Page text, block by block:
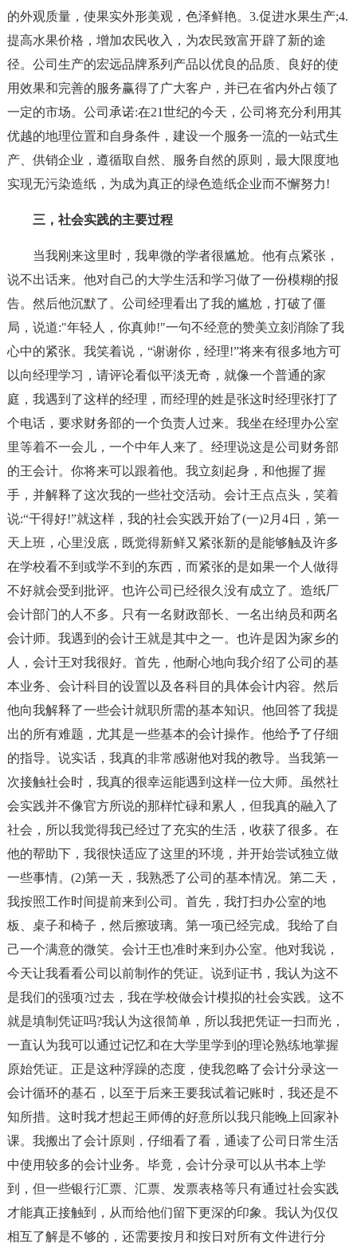
的外观质量，使果实外形美观，色泽鲜艳。3.促进水果生产;4.
提高水果价格，增加农民收入，为农民致富开辟了新的途
径。公司生产的宏远品牌系列产品以优良的品质、良好的使
用效果和完善的服务赢得了广大客户，并已在省内外占领了
一定的市场。公司承诺:在21世纪的今天，公司将充分利用其
优越的地理位置和自身条件，建设一个服务一流的一站式生
产、供销企业，遵循取自然、服务自然的原则，最大限度地
实现无污染造纸，为成为真正的绿色造纸企业而不懈努力!
三，社会实践的主要过程
当我刚来这里时，我卑微的学者很尴尬。他有点紧张，
说不出话来。他对自己的大学生活和学习做了一份模糊的报
告。然后他沉默了。公司经理看出了我的尴尬，打破了僵
局，说道:"年轻人，你真帅!"一句不经意的赞美立刻消除了我
心中的紧张。我笑着说，“谢谢你，经理!”将来有很多地方可
以向经理学习，请评论看似平淡无奇，就像一个普通的家
庭，我遇到了这样的经理，而经理的姓是张这时经理张打了
个电话，要求财务部的一个负责人过来。我坐在经理办公室
里等着不一会儿，一个中年人来了。经理说这是公司财务部
的王会计。你将来可以跟着他。我立刻起身，和他握了握
手，并解释了这次我的一些社交活动。会计王点点头，笑着
说:“干得好!”就这样，我的社会实践开始了(一)2月4日，第一
天上班，心里没底，既觉得新鲜又紧张新的是能够触及许多
在学校看不到或学不到的东西，而紧张的是如果一个人做得
不好就会受到批评。也许公司已经很久没有成立了。造纸厂
会计部门的人不多。只有一名财政部长、一名出纳员和两名
会计师。我遇到的会计王就是其中之一。也许是因为家乡的
人，会计王对我很好。首先，他耐心地向我介绍了公司的基
本业务、会计科目的设置以及各科目的具体会计内容。然后
他向我解释了一些会计就职所需的基本知识。他回答了我提
出的所有难题，尤其是一些基本的会计操作。他给予了仔细
的指导。说实话，我真的非常感谢他对我的教导。当我第一
次接触社会时，我真的很幸运能遇到这样一位大师。虽然社
会实践并不像官方所说的那样忙碌和累人，但我真的融入了
社会，所以我觉得我已经过了充实的生活，收获了很多。在
他的帮助下，我很快适应了这里的环境，并开始尝试独立做
一些事情。(2)第一天，我熟悉了公司的基本情况。第二天，
我按照工作时间提前来到公司。首先，我打扫办公室的地
板、桌子和椅子，然后擦玻璃。第一项已经完成。我给了自
己一个满意的微笑。会计王也准时来到办公室。他对我说，
今天让我看看公司以前制作的凭证。说到证书，我认为这不
是我们的强项?过去，我在学校做会计模拟的社会实践。这不
就是填制凭证吗?我认为这很简单，所以我把凭证一扫而光，
一直认为我可以通过记忆和在大学里学到的理论熟练地掌握
原始凭证。正是这种浮躁的态度，使我忽略了会计分录这一
会计循环的基石，以至于后来王要我试着记账时，我还是不
知所措。这时我才想起王师傅的好意所以我只能晚上回家补
课。我搬出了会计原则，仔细看了看，通读了公司日常生活
中使用较多的会计业务。毕竟，会计分录可以从书本上学
到，但一些银行汇票、汇票、发票表格等只有通过社会实践
才能真正接触到，从而给他们留下更深的印象。我认为仅仅
相互了解是不够的，还需要按月和按日对所有文件进行分